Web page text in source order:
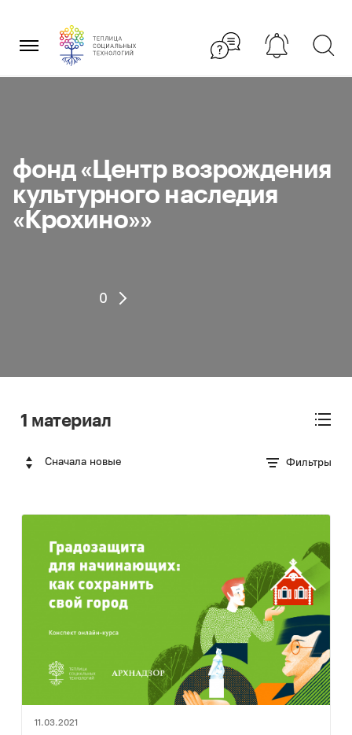
фонд «Центр возрождения
культурного наследия
«Крохино»»
0
1 материал
Сначала новые Фильтры
11.03.2021